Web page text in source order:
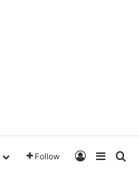
Follow Log InSidebar